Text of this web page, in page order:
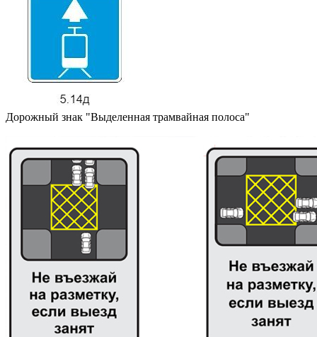
Дорожный знак "Выделенная трамвайная полоса"